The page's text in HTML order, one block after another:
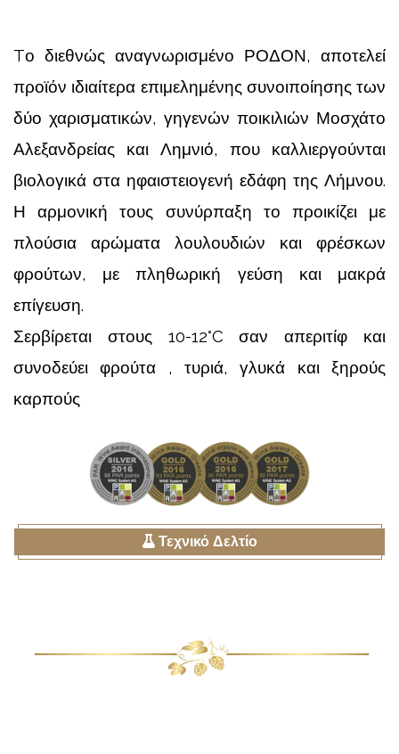
Tο διεθνώς αναγνωρισμένο ΡΟΔΟΝ, αποτελεί
προϊόν ιδιαίτερα επιμελημένης συνοιποίησης των
δύο χαρισματικών, γηγενών ποικιλιών Μοσχάτο
Αλεξανδρείας και Λημνιό, που καλλιεργούνται
βιολογικά στα ηφαιστειογενή εδάφη της Λήμνου.
Η αρμονική τους συνύρπαξη το προικίζει με
πλούσια αρώματα λουλουδιών και φρέσκων
φρούτων, με πληθωρική γεύση και μακρά
επίγευση.
Σερβίρεται στους 10-12°C σαν απεριτίφ και
συνοδεύει φρούτα , τυριά, γλυκά και ξηρούς
καρπούς
Τεχνικό Δελτίο